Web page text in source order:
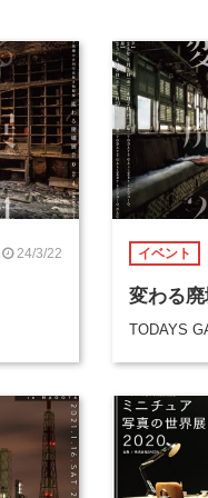
24/3/22 イベント
変わる
TODAYS